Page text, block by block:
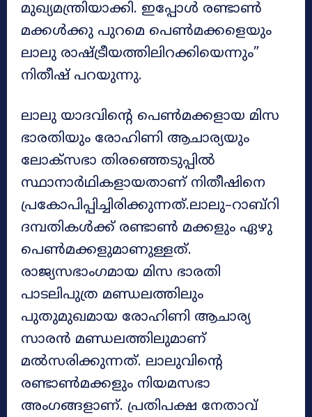
മുഖ്യമന്ത്രിയാക്കി. ഇപ്പോൾ രണ്ടാൺ
മക്കൾക്കു പുറമെ പെൺമക്കളെയും
ലാലു രാഷ്ട്രീയത്തിലിറക്കിയെന്നും”
നിതീഷ് പറയുന്നു.
ലാലു യാദവിന്റെ പെൺമക്കളായ മിസ
ഭാരതിയും രോഹിണി ആചാര്യയും
ലോക്സഭാ തിരഞ്ഞെടുപ്പിൽ
സ്ഥാനാർഥികളായതാണ് നിതീഷിനെ
പ്രകോപിപ്പിച്ചിരിക്കുന്നത്.ലാലു–റാബ്റി
ദമ്പതികൾക്ക് രണ്ടാൺ മക്കളും ഏഴു
പെൺമക്കളുമാണുള്ളത്.
രാജ്യസഭാംഗമായ മിസ ഭാരതി
പാടലിപുത്ര മണ്ഡലത്തിലും
പുതുമുഖമായ രോഹിണി ആചാര്യ
സാരൻ മണ്ഡലത്തിലുമാണ്
മൽസരിക്കുന്നത്. ലാലുവിന്റെ
രണ്ടാൺമക്കളും നിയമസഭാ
അംഗങ്ങളാണ്. പ്രതിപക്ഷ നേതാവ്